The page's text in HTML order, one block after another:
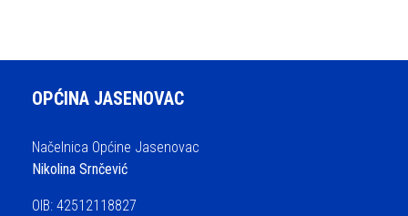
OPĆINA JASENOVAC
Načelnica Općine Jasenovac
Nikolina Srnčević
OIB: 42512118827